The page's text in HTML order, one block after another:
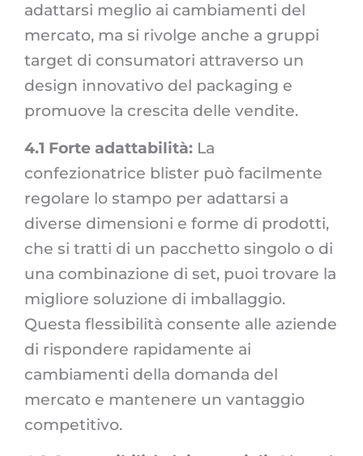
adattarsi meglio ai cambiamenti del
mercato, ma si rivolge anche a gruppi
target di consumatori attraverso un
design innovativo del packaging e
promuove la crescita delle vendite.
4.1 Forte adattabilità: La
confezionatrice blister può facilmente
regolare lo stampo per adattarsi a
diverse dimensioni e forme di prodotti,
che si tratti di un pacchetto singolo o di
una combinazione di set, puoi trovare la
migliore soluzione di imballaggio.
Questa flessibilità consente alle aziende
di rispondere rapidamente ai
cambiamenti della domanda del
mercato e mantenere un vantaggio
competitivo.